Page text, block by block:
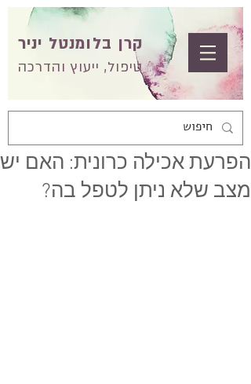
קרן בלומנטל יניר
טיפול, ייעוץ והדרכה
הפרעת אכילה כרונית: האם יש
מצב שלא ניתן לטפל בה?